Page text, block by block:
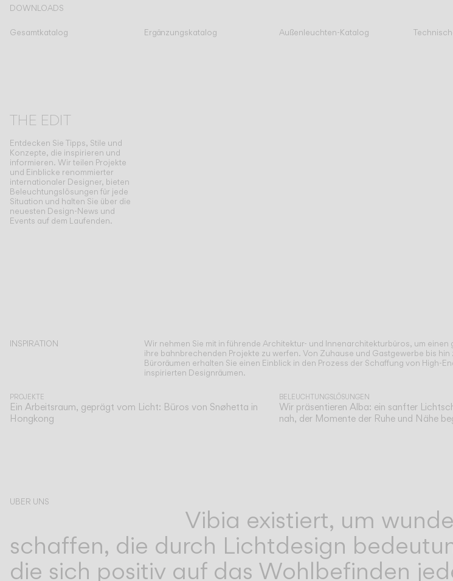
DOWNLOADS
Gesamtkatalog
Ergänzungskatalog Außenleuchten-Katalog
THE EDIT
Entdecken Sie Tipps, Stile und
Konzepte, die inspirieren und
informieren. Wir teilen Projekte
und Einblicke renommierter
internationaler Designer, bieten
Beleuchtungslösungen für jede
Situation und halten Sie über die
neuesten Design-News und
Events auf dem Laufenden.
INSPIRATION
Wir nehmen Sie mit in führende Architektur- und Innenarchitekturbüros, um einen
ihre bahnbrechenden Projekte zu werfen. Von Zuhause und Gastgewerbe bis hin
Büroräumen erhalten Sie einen Einblick in den Prozess der Schaffung von High-
inspirierten Designräumen.
PROJEKTE
Ein Arbeitsraum, geprägt vom Licht: Büros von Snøhetta in
Hongkong
BELEUCHTUNGSLÖSUNGEN
Wir präsentieren Alba: ein sanfter
nah, der Momente der Ruhe und Nähe
UBER UNS
Vibia existiert, um
schaffen, die durch Lichtdesign
die sich positiv auf das Wohlbefinden